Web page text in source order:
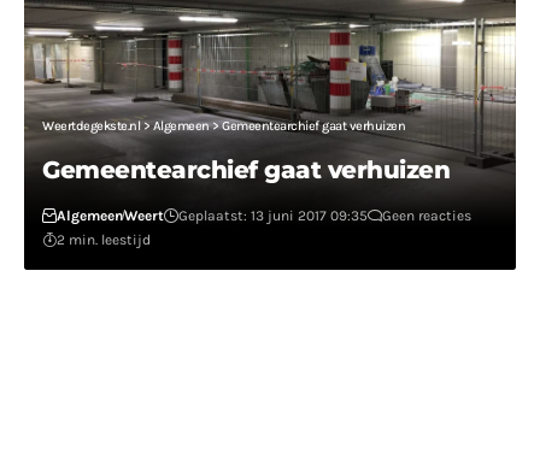
Weertdegekste.nl>Algemeen>Gemeentearchief gaat verhuizen
Gemeentearchief gaat verhuizen
AlgemeenWeert Geplaatst: 13 juni 2017 09:35
Geen reacties
2 min. leestijd